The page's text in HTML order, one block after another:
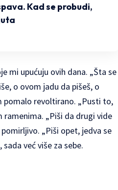
Kad se probudi,
mi upućuju ovih dana. „Šta se
o ovom jadu da pišeš, o
pomalo revoltirano. „Pusti to,
ramenima. „Piši da drugi vide
„Piši opet, jedva se
već više za sebe.